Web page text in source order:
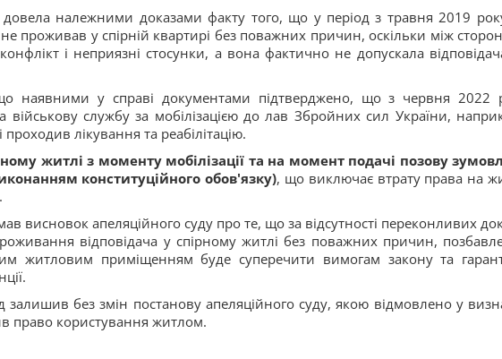
належними доказами факту того, що у період з травня 2019
проживав у спірній квартирі без поважних причин, оскільки між
і неприязні стосунки, а вона фактично не допускала
наявними у справі документами підтверджено, що з червня 2022
військову службу за мобілізацією до лав Збройних сил України,
лікування та реабілітацію.
житлі з моменту мобілізації та на момент подачі позову
конституційного обов'язку), що виключає втрату права на
висновок апеляційного суду про те, що за відсутності переконливих
відповідача у спірному житлі без поважних причин,
житловим приміщенням буде суперечити вимогам закону та
без змін постанову апеляційного суду, якою відмовлено у
право користування житлом.